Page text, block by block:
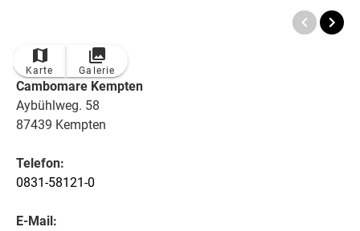
Karte Galerie
Cambomare Kempten
Aybühlweg. 58
87439 Kempten
Telefon:
0831-58121-0
E-Mail: